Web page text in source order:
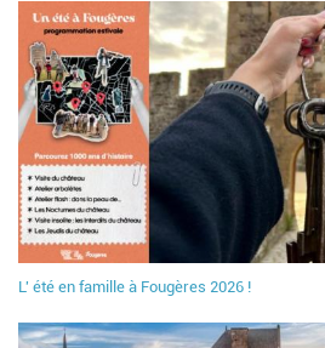
L' été en famille à Fougères 2026 !